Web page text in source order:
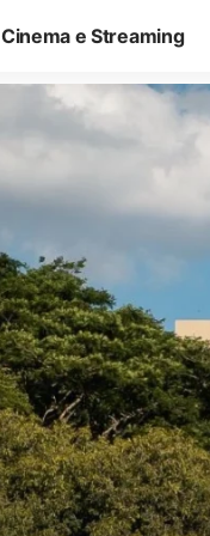
Cinema e Streaming